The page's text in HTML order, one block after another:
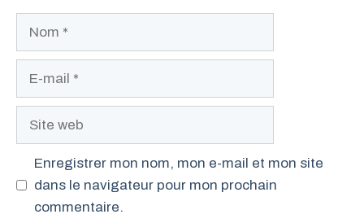
Enregistrer mon nom, mon e-mail et mon site
dans le navigateur pour mon prochain
commentaire.